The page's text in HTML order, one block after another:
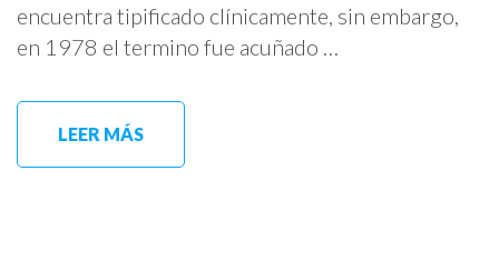
encuentra tipificado clínicamente, sin embargo,
en 1978 el termino fue acuñado …
LEER MÁS